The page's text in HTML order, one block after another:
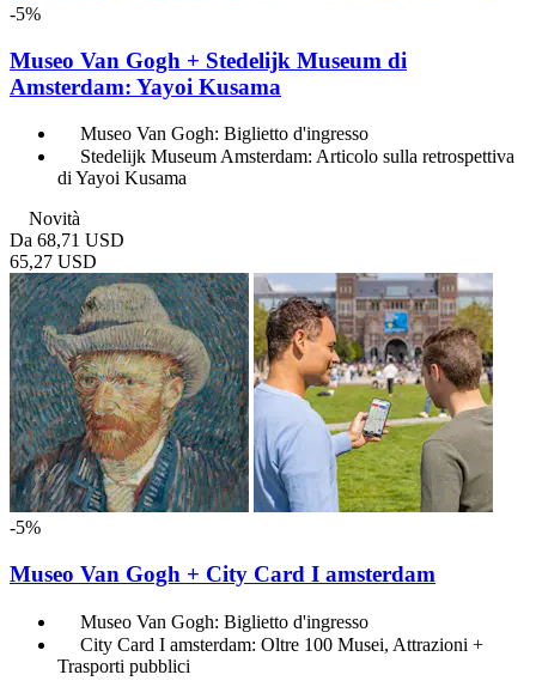
-5%
Museo Van Gogh + Stedelijk Museum di
Amsterdam: Yayoi Kusama
Museo Van Gogh: Biglietto d'ingresso
Stedelijk Museum Amsterdam: Articolo sulla retrospettiva
di Yayoi Kusama
Novità
Da 68,71 USD
65,27 USD
-5%
Museo Van Gogh + City Card I amsterdam
Museo Van Gogh: Biglietto d'ingresso
City Card I amsterdam: Oltre 100 Musei, Attrazioni +
Trasporti pubblici